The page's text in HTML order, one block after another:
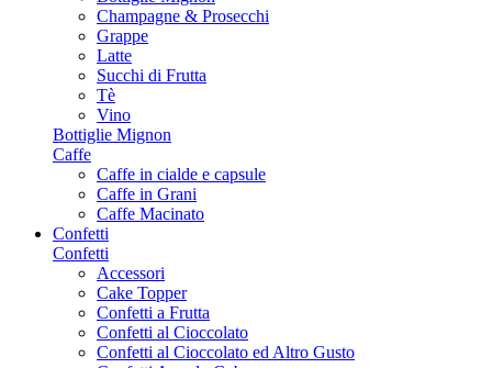
Champagne & Prosecchi
Grappe
Latte
Succhi di Frutta
Tè
Vino
Bottiglie Mignon
Caffe
Caffe in cialde e capsule
Caffe in Grani
Caffe Macinato
Confetti
Confetti
Accessori
Cake Topper
Confetti a Frutta
Confetti al Cioccolato
Confetti al Cioccolato ed Altro Gusto